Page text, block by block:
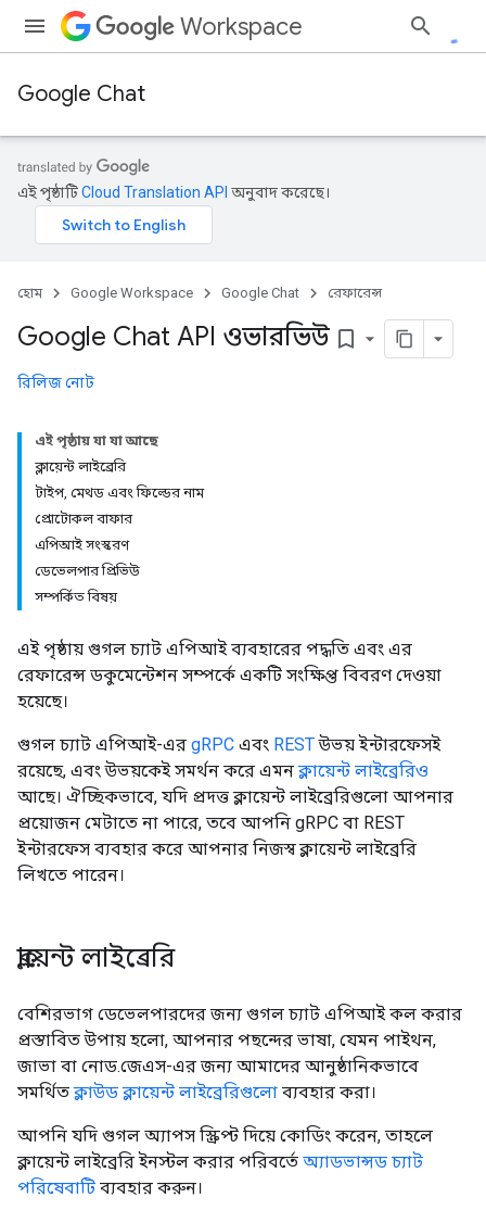
Workspace
Google Chat
এই পৃষ্ঠাটিCloud Translation API অনুবাদ করেছে।
হোম Google Workspace Google Chat রেফারেন্স
Google Chat API ওভারভিউ bookmark_border
রিলিজ নোট
এই পৃষ্ঠায় যা যা আছে
ক্লায়েন্ট লাইব্রেরি
টাইপ, মেথড এবং ফিল্ডের নাম
প্রোটোকল বাফার
এপিআই সংস্করণ
ডেভেলপার প্রিভিউ
সম্পর্কিত বিষয়
এই পৃষ্ঠায় গুগল চ্যাট এপিআই ব্যবহারের পদ্ধতি এবং এর
রেফারেন্স ডকুমেন্টেশন সম্পর্কে একটি সংক্ষিপ্ত বিবরণ দেওয়া
হয়েছে।
গুগল চ্যাট এপিআই-এর gRPC এবং RESTউভয় ইন্টারফেসই
রয়েছে, এবং উভয়কেই সমর্থন করে এমনক্লায়েন্ট লাইব্রেরিও
আছে। ঐচ্ছিকভাবে, যদি প্রদত্ত ক্লায়েন্ট লাইব্রেরিগুলো আপনার
প্রয়োজন মেটাতে না পারে, তবে আপনি gRPC বা REST
ইন্টারফেস ব্যবহার করে আপনার নিজস্ব ক্লায়েন্ট লাইব্রেরি
লিখতে পারেন।
ক্লায়েন্ট লাইব্রেরি
বেশিরভাগ ডেভেলপারদের জন্য গুগল চ্যাট এপিআই কল করার
প্রস্তাবিত উপায় হলো, আপনার পছন্দের ভাষা, যেমন পাইথন,
জাভা বা নোড.জেএস-এর জন্য আমাদের আনুষ্ঠানিকভাবে
সমর্থিতক্লাউড ক্লায়েন্ট লাইব্রেরিগুলো ব্যবহার করা।
আপনি যদি গুগল অ্যাপস স্ক্রিপ্ট দিয়ে কোডিং করেন, তাহলে
ক্লায়েন্ট লাইব্রেরি ইনস্টল করার পরিবর্তে অ্যাডভান্সড চ্যাট
পরিষেবাটি ব্যবহার করুন।